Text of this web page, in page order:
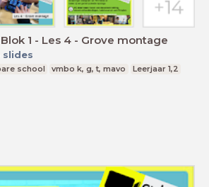
1 - Les 4 - Grove montage
slides
school vmbo k, g, t, mavo Leerjaar 1,2